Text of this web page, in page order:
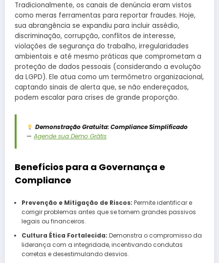
Tradicionalmente, os canais de denúncia eram vistos
como meras ferramentas para reportar fraudes. Hoje,
sua abrangência se expandiu para incluir assédio,
discriminação, corrupção, conflitos de interesse,
violações de segurança do trabalho, irregularidades
ambientais e até mesmo práticas que comprometam a
proteção de dados pessoais (considerando a evolução
da LGPD). Ele atua como um termômetro organizacional,
captando sinais de alerta que, se não endereçados,
podem escalar para crises de grande proporção.
Demonstração Gratuita: Compliance Simplificado
— Agende sua Demo Grátis
Benefícios para a Governança e
Compliance
Prevenção e Mitigação de Riscos: Permite identificar e
corrigir problemas antes que se tornem grandes passivos
legais ou financeiros.
Cultura Ética Fortalecida: Demonstra o compromisso da
liderança com a integridade, incentivando condutas
corretas e desestimulando desvios.